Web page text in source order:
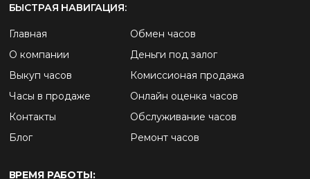
БЫСТРАЯ НАВИГАЦИЯ:
Главная
О компании
Выкуп часов
Часы в продаже
Контакты
Блог
Обмен часов
Деньги под залог
Комиссионая продажа
Онлайн оценка часов
Обслуживание часов
Ремонт часов
ВРЕМЯ РАБОТЫ: